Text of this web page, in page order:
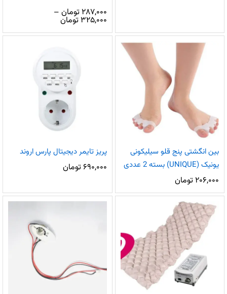
۲۸۷,۰۰۰ تومان –
۳۲۵,۰۰۰ تومانمحدوده
۲۸۷,۰۰۰ تومان
بین انگشتی پنج قلو سیلیکونی
یونیک (UNIQUE) بسته 2 عددی
۲۰۶,۰۰۰ تومان
پریز تایمر دیجیتال پارس اروند
۶۹۰,۰۰۰ تومان